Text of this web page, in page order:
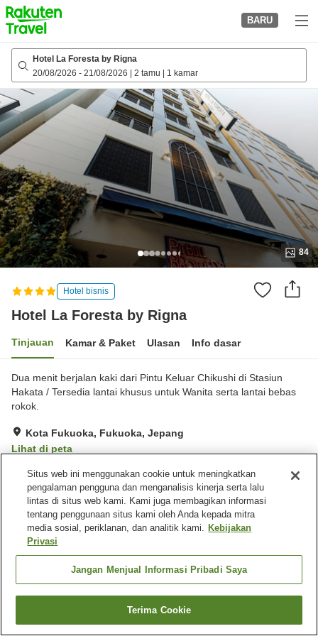
to
top
page
BARU
Hotel La Foresta by Rigna
20/08/2026 - 21/08/2026 2 tamu 1 kamar
84
Hotel bisnis
Hotel La Foresta by Rigna
Tinjauan Kamar & Paket Ulasan Info dasar
Dua menit berjalan kaki dari Pintu Keluar Chikushi di Stasiun
Hakata / Tersedia lantai khusus untuk Wanita serta lantai bebas
rokok.
Kota Fukuoka, Fukuoka, Jepang
Lihat di peta
Sangat baik Ulasan: 160
Fasilitas properti
Spa / Salon kecantikan
Restoran
Mesin penjual otomatis
Beranda Jepang Fukuoka
Kota Fukuoka
Hotel La Foresta by Rigna
Cari kamar
Situs web ini menggunakan cookie untuk meningkatkan
pengalaman pengguna dan menganalisis kinerja serta lalu
lintas di situs web kami. Kami juga membagikan informasi
tentang penggunaan situs kami oleh Anda kepada mitra
media sosial, periklanan, dan analitik kami. Kebijakan
Privasi
Jangan Menjual Informasi Pribadi Saya
Terima Cookie